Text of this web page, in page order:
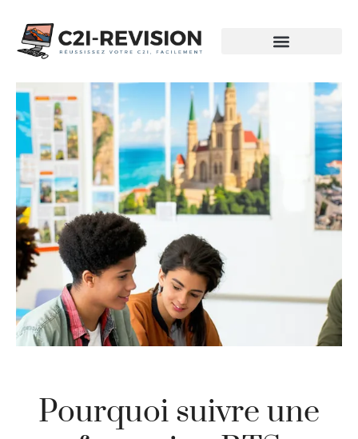
Pourquoi suivre une